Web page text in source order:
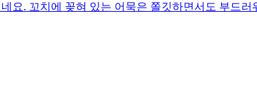
. 꼬치에 꽂혀 있는 어묵은 쫄깃하면서도 부드